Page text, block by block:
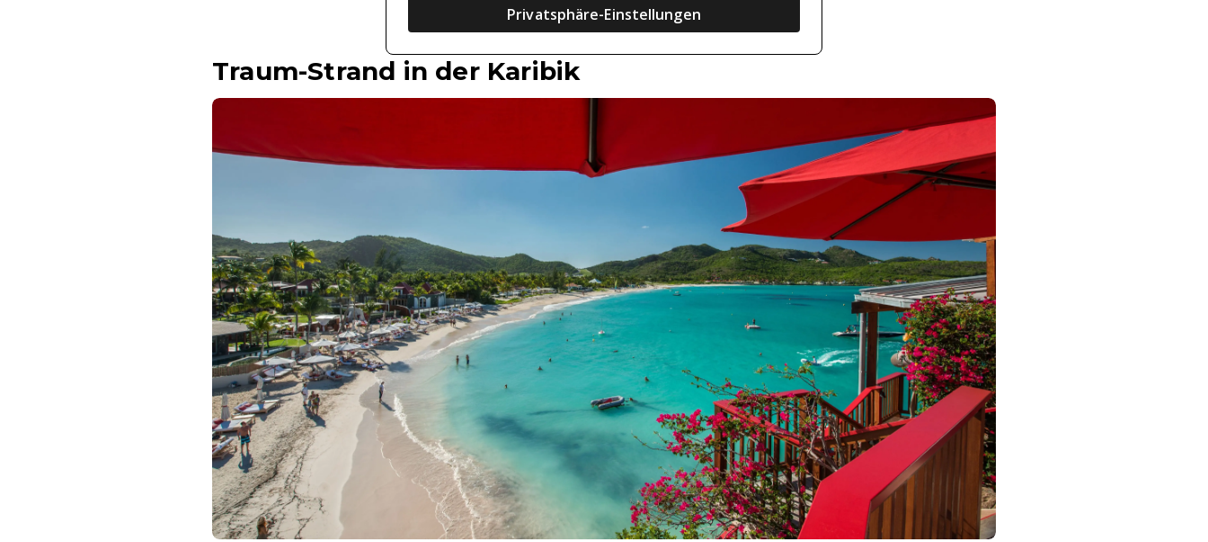
Privatsphäre-Einstellungen
Traum-Strand in der Karibik